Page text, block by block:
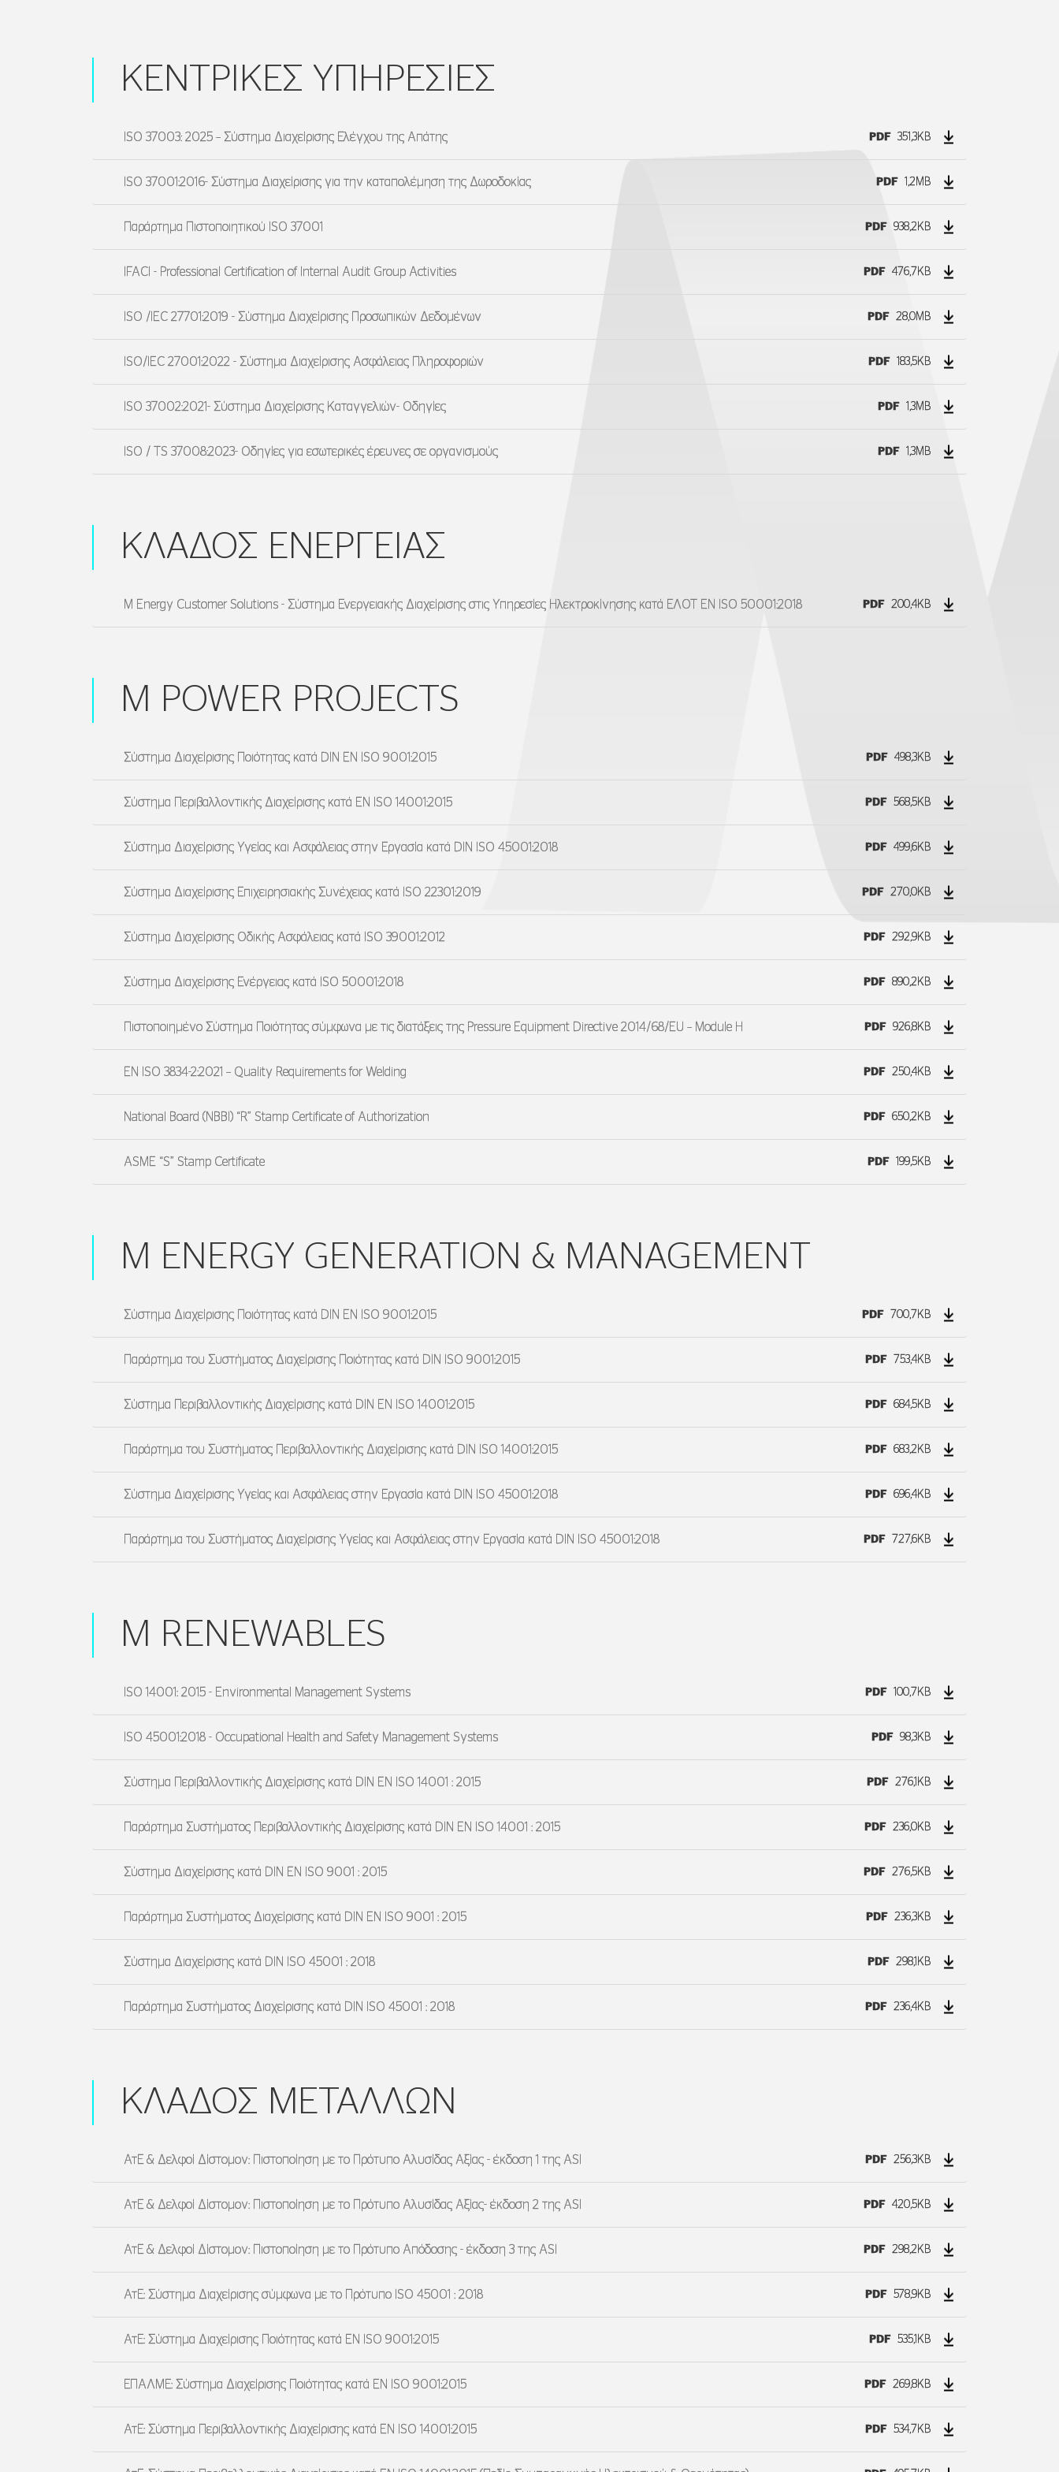
ΚΕΝΤΡΙΚΕΣ ΥΠΗΡΕΣΙΕΣ
ISO 37003: 2025 – Σύστημα Διαχείρισης Ελέγχου της Απάτης PDF 351,3KB
ISO 37001:2016- Σύστημα Διαχείρισης για την καταπολέμηση της Δωροδοκίας PDF 1,2MB
Παράρτημα Πιστοποιητικού ISO 37001 PDF 938,2KB
IFACI - Professional Certification of Internal Audit Group Activities PDF 476,7KB
ISO /IEC 27701:2019 - Σύστημα Διαχείρισης Προσωπικών Δεδομένων PDF 28,0MB
ISO/IEC 27001:2022 - Σύστημα Διαχείρισης Ασφάλειας Πληροφοριών PDF 183,5KB
ISO 37002:2021- Σύστημα Διαχείρισης Καταγγελιών- Οδηγίες PDF 1,3MB
ISO / TS 37008:2023- Οδηγίες για εσωτερικές έρευνες σε οργανισμούς PDF 1,3MB
ΚΛΑΔΟΣ ΕΝΕΡΓΕΙΑΣ
M Energy Customer Solutions - Σύστημα Ενεργειακής Διαχείρισης στις Υπηρεσίες Ηλεκτροκίνησης κατά ΕΛΟΤ EN ISO 50001:2018 PDF 200,4KB
M POWER PROJECTS
Σύστημα Διαχείρισης Ποιότητας κατά DIN EN ISO 9001:2015 PDF 498,3KB
Σύστημα Περιβαλλοντικής Διαχείρισης κατά EN ISO 14001:2015 PDF 568,5KB
Σύστημα Διαχείρισης Υγείας και Ασφάλειας στην Εργασία κατά DIN ISO 45001:2018 PDF 499,6KB
Σύστημα Διαχείρισης Επιχειρησιακής Συνέχειας κατά ISO 22301:2019 PDF 270,0KB
Σύστημα Διαχείρισης Οδικής Ασφάλειας κατά ISO 39001:2012 PDF 292,9KB
Σύστημα Διαχείρισης Ενέργειας κατά ISO 50001:2018 PDF 890,2KB
Πιστοποιημένο Σύστημα Ποιότητας σύμφωνα με τις διατάξεις της Pressure Equipment Directive 2014/68/EU – Module H PDF 926,8KB
EN ISO 3834-2:2021 – Quality Requirements for Welding PDF 250,4KB
National Board (NBBI) “R” Stamp Certificate of Authorization PDF 650,2KB
ASME “S” Stamp Certificate PDF 199,5KB
M ENERGY GENERATION & MANAGEMENT
Σύστημα Διαχείρισης Ποιότητας κατά DIN EN ISO 9001:2015 PDF 700,7KB
Παράρτημα του Συστήματος Διαχείρισης Ποιότητας κατά DIN ISO 9001:2015 PDF 753,4KB
Σύστημα Περιβαλλοντικής Διαχείρισης κατά DIN EN ISO 14001:2015 PDF 684,5KB
Παράρτημα του Συστήματος Περιβαλλοντικής Διαχείρισης κατά DIN ISO 14001:2015 PDF 683,2KB
Σύστημα Διαχείρισης Υγείας και Ασφάλειας στην Εργασία κατά DIN ISO 45001:2018 PDF 696,4KB
Παράρτημα του Συστήματος Διαχείρισης Υγείας και Ασφάλειας στην Εργασία κατά DIN ISO 45001:2018 PDF 727,6KB
M RENEWABLES
ISO 14001: 2015 - Environmental Management Systems PDF 100,7KB
ISO 45001:2018 - Occupational Health and Safety Management Systems PDF 98,3KB
Σύστημα Περιβαλλοντικής Διαχείρισης κατά DIN EN ISO 14001 : 2015 PDF 276,1KB
Παράρτημα Συστήματος Περιβαλλοντικής Διαχείρισης κατά DIN EN ISO 14001 : 2015 PDF 236,0KB
Σύστημα Διαχείρισης κατά DIN EN ISO 9001 : 2015 PDF 276,5KB
Παράρτημα Συστήματος Διαχείρισης κατά DIN EN ISO 9001 : 2015 PDF 236,3KB
Σύστημα Διαχείρισης κατά DIN ISO 45001 : 2018 PDF 298,1KB
Παράρτημα Συστήματος Διαχείρισης κατά DIN ISO 45001 : 2018 PDF 236,4KB
ΚΛΑΔΟΣ ΜΕΤΑΛΛΩΝ
ΑτΕ & Δελφοί Δίστομον: Πιστοποίηση με το Πρότυπο Αλυσίδας Αξίας - έκδοση 1 της ASI PDF 256,3KB
ΑτΕ & Δελφοί Δίστομον: Πιστοποίηση με το Πρότυπο Αλυσίδας Αξίας- έκδοση 2 της ASI PDF 420,5KB
ΑτΕ & Δελφοί Δίστομον: Πιστοποίηση με το Πρότυπο Απόδοσης - έκδοση 3 της ASI PDF 298,2KB
ΑτΕ: Σύστημα Διαχείρισης σύμφωνα με το Πρότυπο ISO 45001 : 2018 PDF 578,9KB
ΑτΕ: Σύστημα Διαχείρισης Ποιότητας κατά EN ISO 9001:2015 PDF 535,1KB
ΕΠΑΛΜΕ: Σύστημα Διαχείρισης Ποιότητας κατά EN ISO 9001:2015 PDF 269,8KB
ΑτΕ: Σύστημα Περιβαλλοντικής Διαχείρισης κατά EN ISO 14001:2015 PDF 534,7KB